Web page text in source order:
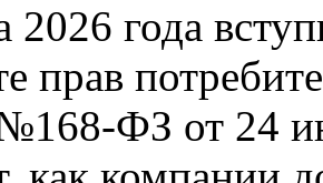
2026 года
прав
ФЗ от 24